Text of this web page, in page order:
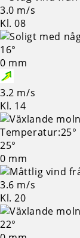
3.0 m/s
Kl. 08
16°
0 mm
3.2 m/s
Kl. 14
25°
0 mm
3.6 m/s
Kl. 20
22°